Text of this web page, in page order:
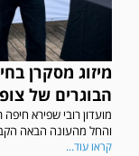
מיזוג מסקרן
הבוגרים של
מועדון רובי שפירא
והחל מהעונה הבאה
קראו עוד...